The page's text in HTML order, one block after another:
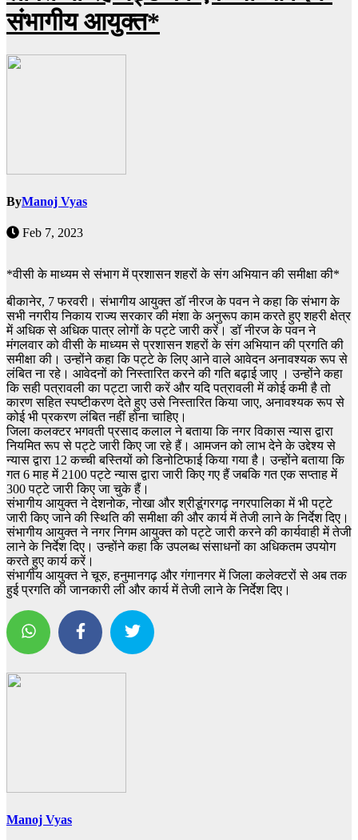
संभागीय आयुक्त*
ByManoj Vyas
Feb 7, 2023
*वीसी के माध्यम से संभाग में प्रशासन शहरों के संग अभियान की समीक्षा की*
बीकानेर, 7 फरवरी। संभागीय आयुक्त डॉ नीरज के पवन ने कहा कि संभाग के
सभी नगरीय निकाय राज्य सरकार की मंशा के अनुरूप काम करते हुए शहरी क्षेत्र
में अधिक से अधिक पात्र लोगों के पट्टे जारी करें। डॉ नीरज के पवन ने
मंगलवार को वीसी के माध्यम से प्रशासन शहरों के संग अभियान की प्रगति की
समीक्षा की। उन्होंने कहा कि पट्टे के लिए आने वाले आवेदन अनावश्यक रूप से
लंबित ना रहे। आवेदनों को निस्तारित करने की गति बढ़ाई जाए । उन्होंने कहा
कि सही पत्रावली का पट्टा जारी करें और यदि पत्रावली में कोई कमी है तो
कारण सहित स्पष्टीकरण देते हुए उसे निस्तारित किया जाए, अनावश्यक रूप से
कोई भी प्रकरण लंबित नहीं होना चाहिए।
जिला कलक्टर भगवती प्रसाद कलाल ने बताया कि नगर विकास न्यास द्वारा
नियमित रूप से पट्टे जारी किए जा रहे हैं। आमजन को लाभ देने के उद्देश्य से
न्यास द्वारा 12 कच्ची बस्तियों को डिनोटिफाई किया गया है। उन्होंने बताया कि
गत 6 माह में 2100 पट्टे न्यास द्वारा जारी किए गए हैं जबकि गत एक सप्ताह में
300 पट्टे जारी किए जा चुके हैं।
संभागीय आयुक्त ने देशनोक, नोखा और श्रीडूंगरगढ़ नगरपालिका में भी पट्टे
जारी किए जाने की स्थिति की समीक्षा की और कार्य में तेजी लाने के निर्देश दिए।
संभागीय आयुक्त ने नगर निगम आयुक्त को पट्टे जारी करने की कार्यवाही में तेजी
लाने के निर्देश दिए। उन्होंने कहा कि उपलब्ध संसाधनों का अधिकतम उपयोग
करते हुए कार्य करें।
संभागीय आयुक्त ने चूरु, हनुमानगढ़ और गंगानगर में जिला कलेक्टरों से अब तक
हुई प्रगति की जानकारी ली और कार्य में तेजी लाने के निर्देश दिए।
Manoj Vyas